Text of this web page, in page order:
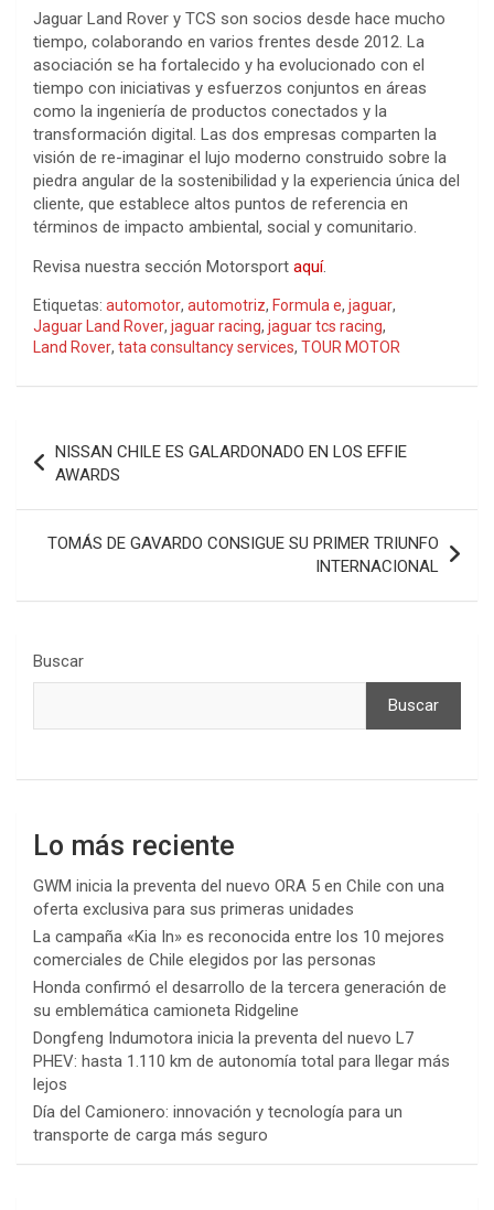
Jaguar Land Rover y TCS son socios desde hace mucho
tiempo, colaborando en varios frentes desde 2012. La
asociación se ha fortalecido y ha evolucionado con el
tiempo con iniciativas y esfuerzos conjuntos en áreas
como la ingeniería de productos conectados y la
transformación digital. Las dos empresas comparten la
visión de re-imaginar el lujo moderno construido sobre la
piedra angular de la sostenibilidad y la experiencia única del
cliente, que establece altos puntos de referencia en
términos de impacto ambiental, social y comunitario.
Revisa nuestra sección Motorsport aquí.
Etiquetas: automotor, automotriz, Formula e, jaguar,
Jaguar Land Rover, jaguar racing, jaguar tcs racing,
Land Rover, tata consultancy services, TOUR MOTOR
de
entradas
NISSAN CHILE ES GALARDONADO EN LOS EFFIE
AWARDS
TOMÁS DE GAVARDO CONSIGUE SU PRIMER TRIUNFO
INTERNACIONAL
Buscar
Buscar
Lo más reciente
GWM inicia la preventa del nuevo ORA 5 en Chile con una
oferta exclusiva para sus primeras unidades
La campaña «Kia In» es reconocida entre los 10 mejores
comerciales de Chile elegidos por las personas
Honda confirmó el desarrollo de la tercera generación de
su emblemática camioneta Ridgeline
Dongfeng Indumotora inicia la preventa del nuevo L7
PHEV: hasta 1.110 km de autonomía total para llegar más
lejos
Día del Camionero: innovación y tecnología para un
transporte de carga más seguro